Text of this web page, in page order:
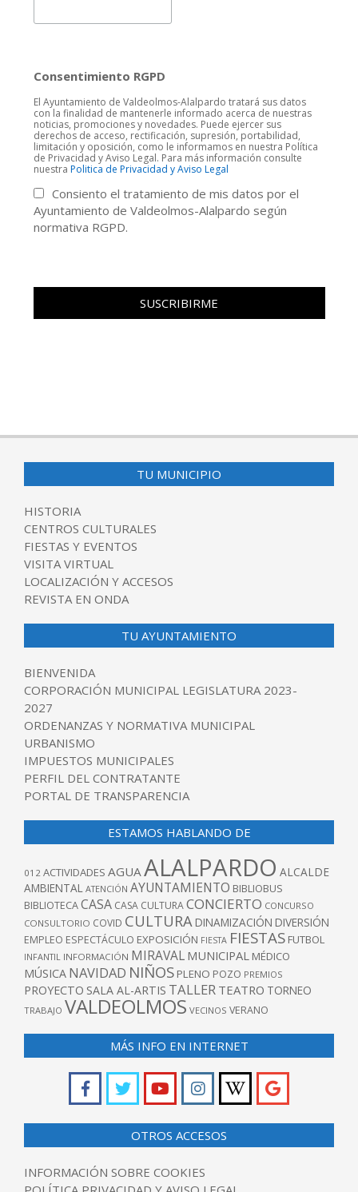
Consentimiento RGPD
El Ayuntamiento de Valdeolmos-Alalpardo tratará sus datos
con la finalidad de mantenerle informado acerca de nuestras
noticias, promociones y novedades. Puede ejercer sus
derechos de acceso, rectificación, supresión, portabilidad,
limitación y oposición, como le informamos en nuestra Política
de Privacidad y Aviso Legal. Para más información consulte
nuestra Politica de Privacidad y Aviso Legal
Consiento el tratamiento de mis datos por el
Ayuntamiento de Valdeolmos-Alalpardo según
normativa RGPD.
TU MUNICIPIO
HISTORIA
CENTROS CULTURALES
FIESTAS Y EVENTOS
VISITA VIRTUAL
LOCALIZACIÓN Y ACCESOS
REVISTA EN ONDA
TU AYUNTAMIENTO
BIENVENIDA
CORPORACIÓN MUNICIPAL LEGISLATURA 2023-
2027
ORDENANZAS Y NORMATIVA MUNICIPAL
URBANISMO
IMPUESTOS MUNICIPALES
PERFIL DEL CONTRATANTE
PORTAL DE TRANSPARENCIA
ESTAMOS HABLANDO DE
012 ACTIVIDADES AGUA ALALPARDO ALCALDE
AMBIENTAL ATENCIÓN AYUNTAMIENTO BIBLIOBUS
BIBLIOTECACASA CASA CULTURACONCIERTO CONCURSO
CONSULTORIO COVID CULTURA DINAMIZACIÓN DIVERSIÓN
EMPLEO ESPECTÁCULO EXPOSICIÓN FIESTA FIESTAS FUTBOL
INFANTIL INFORMACIÓN MIRAVAL MUNICIPAL MÉDICO
MÚSICA NAVIDAD NIÑOS PLENO POZO PREMIOS
PROYECTO SALA AL-ARTIS TALLER TEATRO TORNEO
TRABAJO VALDEOLMOS VECINOS VERANO
MÁS INFO EN INTERNET
OTROS ACCESOS
INFORMACIÓN SOBRE COOKIES